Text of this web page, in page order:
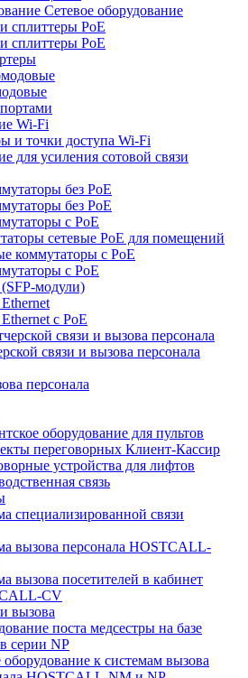
Сетевое оборудование
сплиттеры PoE
сплиттеры РоЕ
Wi-Fi
и точки доступа Wi-Fi
для усиления сотовой связи
без PoE
без РоЕ
с PoE
сетевые PoE для помещений
коммутаторы с PoE
с РоЕ
модули)
с PoE
связи и вызова персонала
персонала
оборудование для пультов
переговорных Клиент-Кассир
устройства для лифтов
связь
специализированной связи
вызова персонала HOSTCALL-
вызова посетителей в кабинет
CV
вызова
поста медсестры на базе
серии NP
к системам вызова